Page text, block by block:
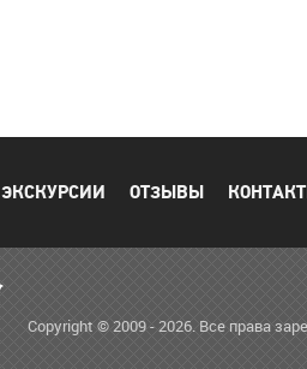
ЭКСКУРСИИ ОТЗЫВЫ
Copyright © 2009 - 2026. Все права